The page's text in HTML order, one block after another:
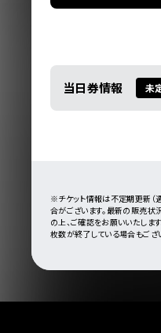
当日券情報 未
※チケット情報は不定期更新（
合がございます。最新の販売状
の上、ご確認をお願いいたしま
枚数が終了している場合もござ